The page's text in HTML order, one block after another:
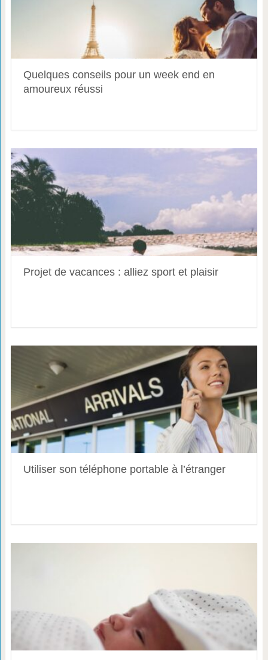
Quelques conseils pour un week end en
amoureux réussi
Projet de vacances : alliez sport et plaisir
Utiliser son téléphone portable à l’étranger